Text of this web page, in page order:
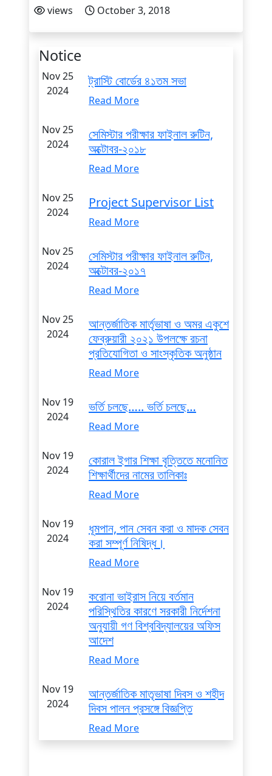
views October 3, 2018
Notice
Nov 25
2024
ট্রাস্টি বোর্ডের ৪১তম সভা
Read More
Nov 25
2024
সেমিস্টার পরীক্ষার ফাইনাল রুটিন,
অক্টোবর-২০১৮
Read More
Nov 25
2024
Project Supervisor List
Read More
Nov 25
2024
সেমিস্টার পরীক্ষার ফাইনাল রুটিন,
অক্টোবর-২০১৭
Read More
Nov 25
2024
আন্তর্জাতিক মার্তৃভাষা ও অমর একুশে
ফেব্রুয়ারী ২০২১ উপলক্ষে রচনা
প্রতিযোগিতা ও সাংস্কৃতিক অনুষ্ঠান
Read More
Nov 19
2024
ভর্তি চলছে….. ভর্তি চলছে…
Read More
Nov 19
2024
কোরাল ইগার শিক্ষা বৃত্তিতে মনোনিত
শিক্ষার্থীদের নামের তালিকাঃ
Read More
Nov 19
2024
ধূমপান, পান সেবন করা ও মাদক সেবন
করা সম্পূর্ণ নিষিদ্ধ।
Read More
Nov 19
2024
করোনা ভাইরাস নিয়ে বর্তমান
পরিস্থিতির কারণে সরকারী নির্দেশনা
অনুযায়ী গণ বিশ্ববিদ্যালয়ের অফিস
আদেশ
Read More
Nov 19
2024
আন্তর্জাতিক মাতৃভাষা দিবস ও শহীদ
দিবস পালন প্রসঙ্গে বিজ্ঞপ্তি
Read More